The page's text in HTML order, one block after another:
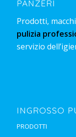
PANZERI
Prodotti,
pulizia
servizio
INGROSSO
PRODOTTI